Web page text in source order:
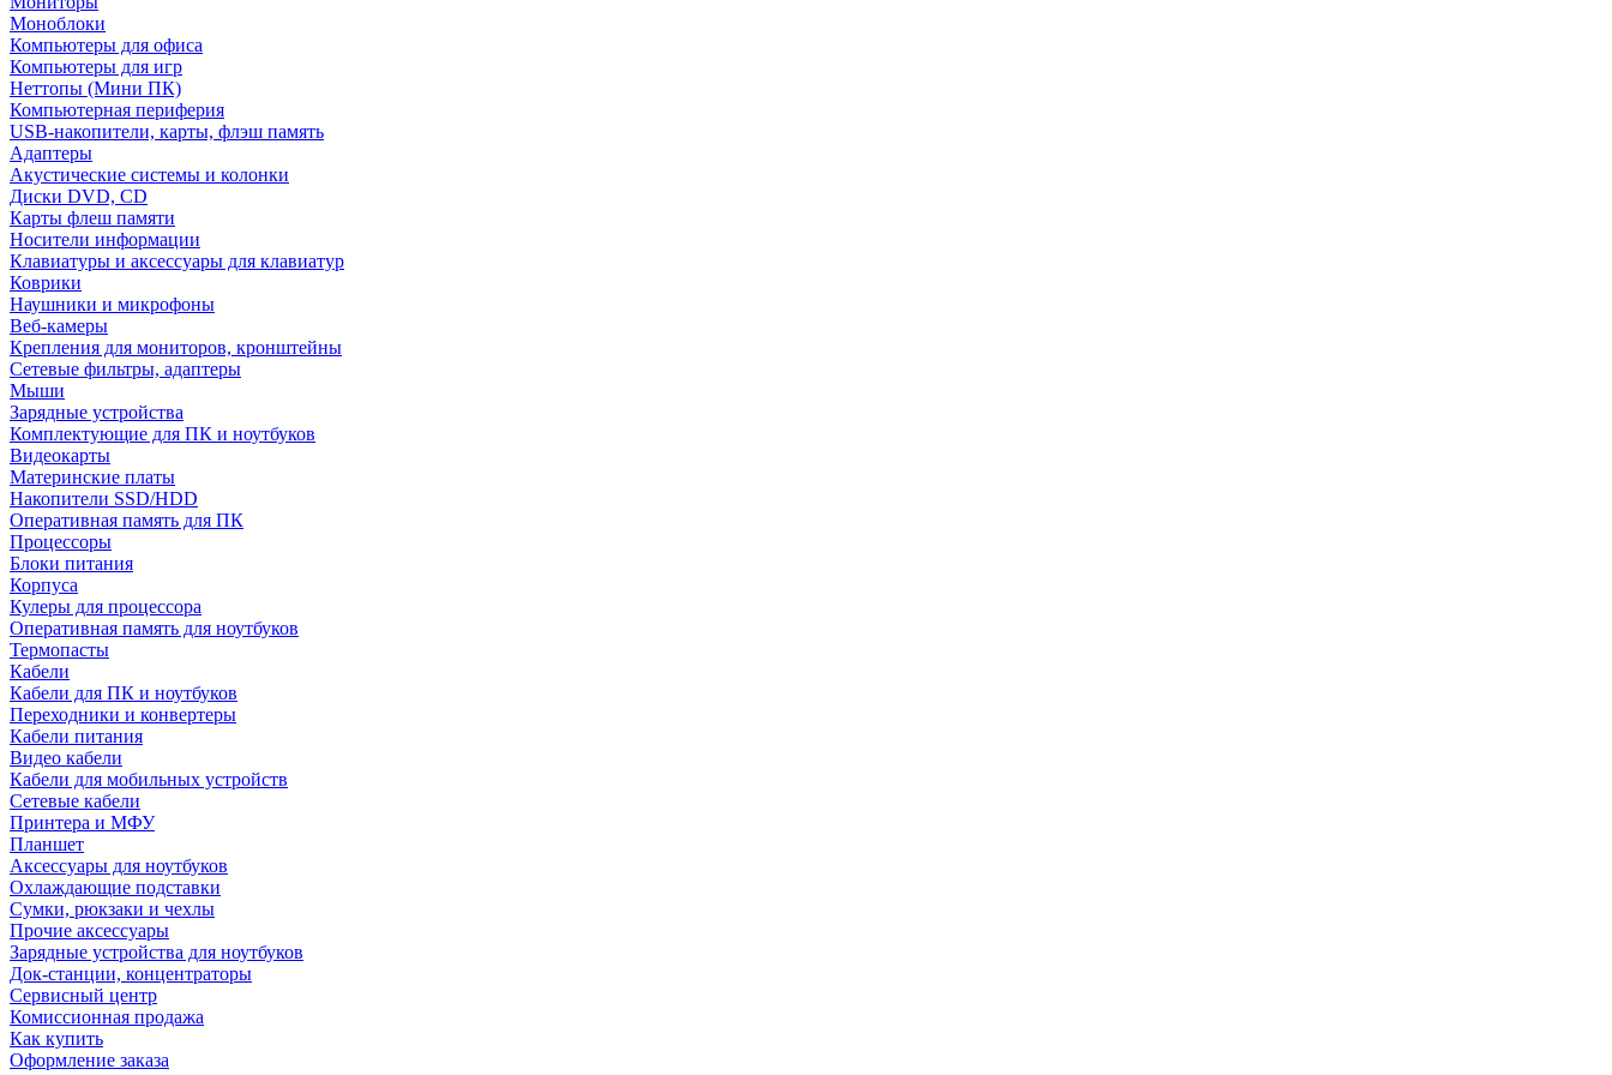
Моноблоки
Компьютеры для офиса
Компьютеры для игр
Неттопы (Мини ПК)
Компьютерная периферия
USB-накопители, карты, флэш память
Адаптеры
Акустические системы и колонки
Диски DVD, CD
Карты флеш памяти
Носители информации
Клавиатуры и аксессуары для клавиатур
Коврики
Наушники и микрофоны
Веб-камеры
Крепления для мониторов, кронштейны
Сетевые фильтры, адаптеры
Мыши
Зарядные устройства
Комплектующие для ПК и ноутбуков
Видеокарты
Материнские платы
Накопители SSD/HDD
Оперативная память для ПК
Процессоры
Блоки питания
Корпуса
Кулеры для процессора
Оперативная память для ноутбуков
Термопасты
Кабели
Кабели для ПК и ноутбуков
Переходники и конвертеры
Кабели питания
Видео кабели
Кабели для мобильных устройств
Сетевые кабели
Принтера и МФУ
Планшет
Аксессуары для ноутбуков
Охлаждающие подставки
Сумки, рюкзаки и чехлы
Прочие аксессуары
Зарядные устройства для ноутбуков
Док-станции, концентраторы
Сервисный центр
Комиссионная продажа
Как купить
Оформление заказа